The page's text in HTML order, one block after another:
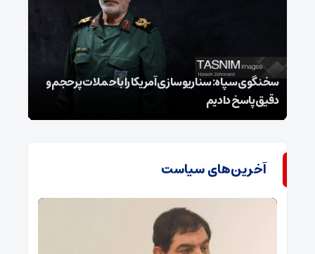
سخنگوی سپاه: سناریوسازی آمریکا را با حملات پرحجم‌‌ و
دقیق‌ پاسخ دادیم
آخرین‌های سیاست